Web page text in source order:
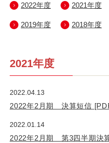
2022年度 2021年度
2019年度 2018年度
2021年度
2022.04.13
2022年2月期 決算短信
2022.01.14
2022年2月期 第3四半期決